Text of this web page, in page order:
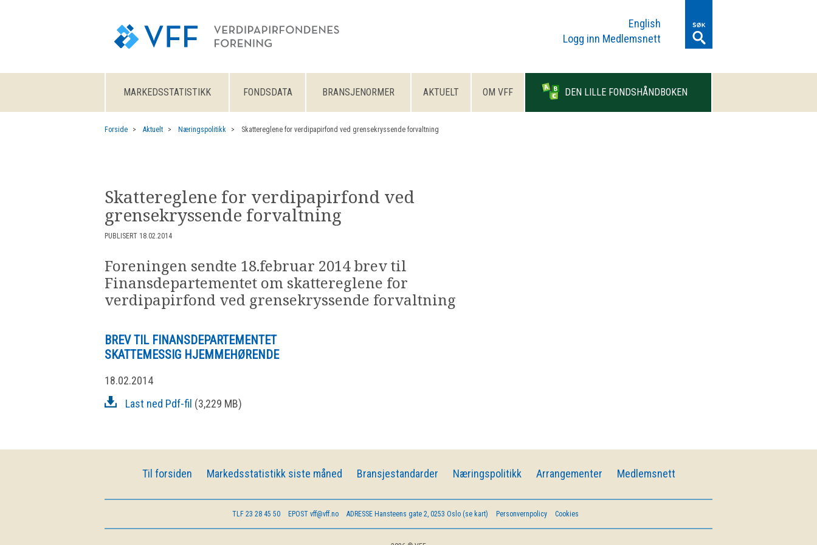
English
Logg inn Medlemsnett
MARKEDSSTATISTIKK FONDSDATA BRANSJENORMER AKTUELT OM VFF DEN LILLE FONDSHÅNDBOKEN
Forside Aktuelt Næringspolitikk Skattereglene for verdipapirfond ved grensekryssende forvaltning
Skattereglene for verdipapirfond ved
grensekryssende forvaltning
PUBLISERT 18.02.2014
Foreningen sendte 18.februar 2014 brev til
Finansdepartementet om skattereglene for
verdipapirfond ved grensekryssende forvaltning
BREV TIL FINANSDEPARTEMENTET
SKATTEMESSIG HJEMMEHØRENDE
18.02.2014
Last ned Pdf-fil (3,229 MB)
Til forsiden Markedsstatistikk siste måned Bransjestandarder Næringspolitikk Arrangementer Medlemsnett
TLF 23 28 45 50 EPOST vff@vff.no ADRESSE Hansteens gate 2, 0253 Oslo (se kart) Personvernpolicy Cookies